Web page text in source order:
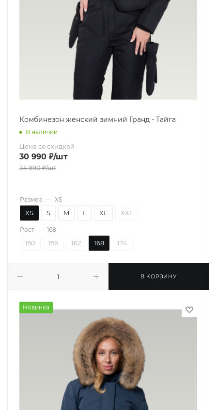
Комбинезон женский зимний Гранд - Тайга
В наличии
Цена со скидкой
30 990 ₽/шт
34 990₽/шт
В КОРЗИНУ
Размер — XS
XS S M L XL XXL
Рост — 168
150 156 162 168 174
Новинка